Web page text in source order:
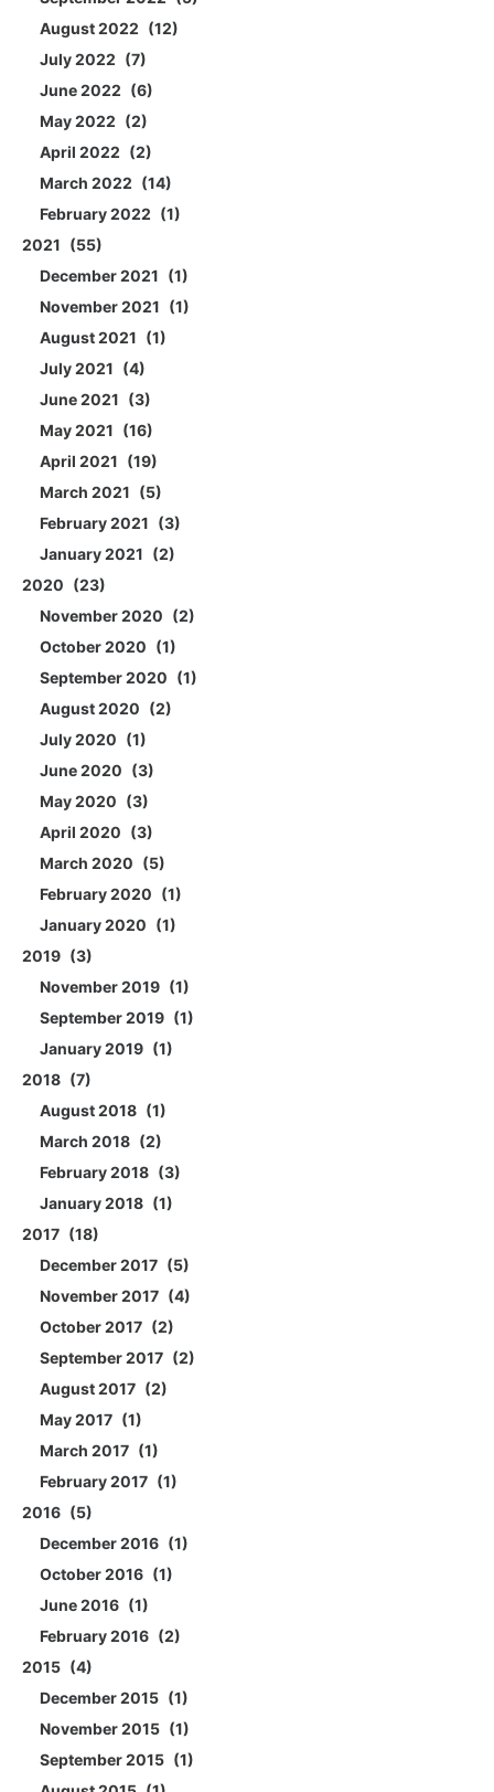
August 2022
12
July 2022
7
June 2022
6
May 2022
2
April 2022
2
March 2022
14
February 2022
1
2021
55
December 2021
1
November 2021
1
August 2021
1
July 2021
4
June 2021
3
May 2021
16
April 2021
19
March 2021
5
February 2021
3
January 2021
2
2020
23
November 2020
2
October 2020
1
September 2020
1
August 2020
2
July 2020
1
June 2020
3
May 2020
3
April 2020
3
March 2020
5
February 2020
1
January 2020
1
2019
3
November 2019
1
September 2019
1
January 2019
1
2018
7
August 2018
1
March 2018
2
February 2018
3
January 2018
1
2017
18
December 2017
5
November 2017
4
October 2017
2
September 2017
2
August 2017
2
May 2017
1
March 2017
1
February 2017
1
2016
5
December 2016
1
October 2016
1
June 2016
1
February 2016
2
2015
4
December 2015
1
November 2015
1
September 2015
1